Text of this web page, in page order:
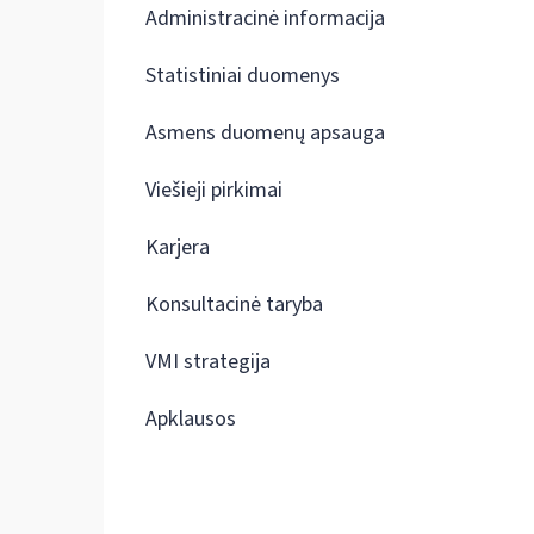
Administracinė informacija
Statistiniai duomenys
Asmens duomenų apsauga
Viešieji pirkimai
Karjera
Konsultacinė taryba
VMI strategija
Apklausos